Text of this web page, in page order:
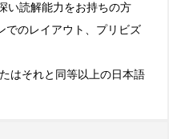
い読解能力をお持ちの方
でのレイアウト、プリビズ
はそれと同等以上の日本語